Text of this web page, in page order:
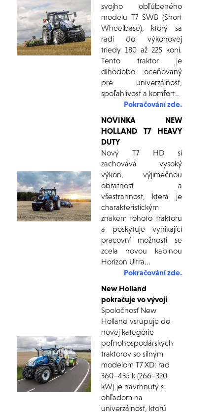
svojho obľúbeného
modelu T7 SWB (Short
Wheelbase), ktorý sa
radí do výkonovej
triedy 180 až 225 koní.
Tento traktor je
dlhodobo oceňovaný
pre univerzálnosť,
spoľahlivosť a komfort..
Pokračování zde.
NOVINKA NEW
HOLLAND T7 HEAVY
DUTY
Nový T7 HD si
zachovává vysoký
výkon, výjimečnou
obratnost a
všestrannost, která je
charakteristickým
znakem tohoto traktoru
a poskytuje vynikající
pracovní možnosti se
zcela novou kabinou
Horizon Ultra...
Pokračování zde.
New Holland
pokračuje vo vývoji
Spoločnosť New
Holland vstupuje do
novej kategórie
poľnohospodárskych
traktorov so silným
modelom T7 XD: rad
360–435 k (266–320
kW) je navrhnutý s
ohľadom na
univerzálnosť, ktorú